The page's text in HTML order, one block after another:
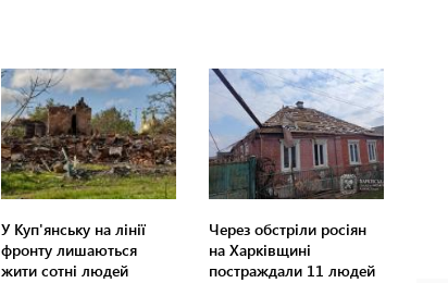
У Куп'янську на лінії
фронту лишаються
жити сотні людей
Через обстріли росіян
на Харківщині
постраждали 11 людей